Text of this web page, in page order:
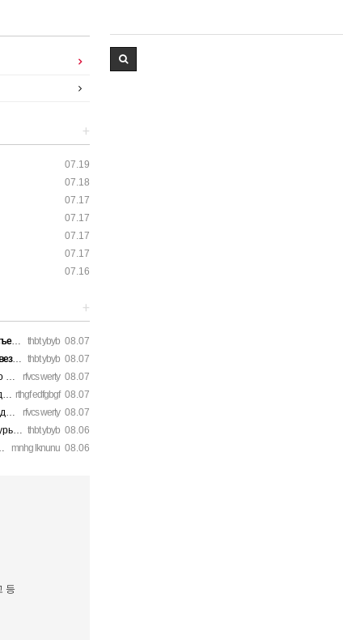
+
07.19
07.18
07.17
07.17
07.17
07.17
07.16
+
thbt ybyb 08.07
thbt ybyb 08.07
http…
rfvcs werty 08.07
rthgf edfgbgf 08.07
rfvcs werty 08.07
thbt ybyb 08.06
mnhg lknunu 08.06
등